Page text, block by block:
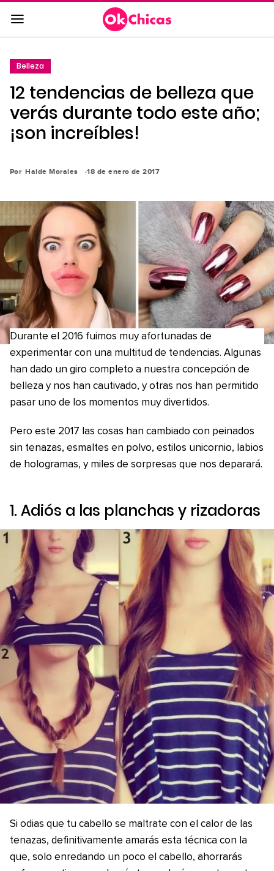
Saltar
al
contenido
la
navegación
principal
Belleza
12 tendencias de belleza que
verás durante todo este año;
¡son increíbles!
Por Haide Morales 18 de enero de 2017
Durante el 2016 fuimos muy afortunadas de
experimentar con una multitud de tendencias. Algunas
han dado un giro completo a nuestra concepción de
belleza y nos han cautivado, y otras nos han permitido
pasar uno de los momentos muy divertidos.
Pero este 2017 las cosas han cambiado con peinados
sin tenazas, esmaltes en polvo, estilos unicornio, labios
de hologramas, y miles de sorpresas que nos deparará.
1. Adiós a las planchas y rizadoras
Si odias que tu cabello se maltrate con el calor de las
tenazas, definitivamente amarás esta técnica con la
que, solo enredando un poco el cabello, ahorrarás